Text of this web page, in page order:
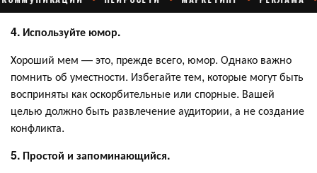
4. Используйте юмор.
Хороший мем — это, прежде всего, юмор. Однако важно
помнить об уместности. Избегайте тем, которые могут быть
восприняты как оскорбительные или спорные. Вашей
целью должно быть развлечение аудитории, а не создание
конфликта.
5. Простой и запоминающийся.